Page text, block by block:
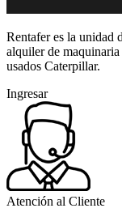
Rentafer es la unidad
alquiler de
usados Caterpillar.
Ingresar
Atención al Cliente